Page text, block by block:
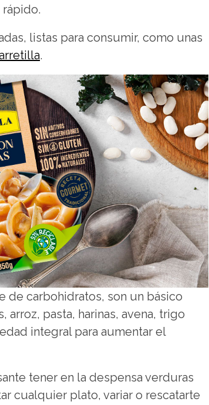
listas para consumir, como unas
.
de carbohidratos, son un básico
pasta, harinas, avena, trigo
integral para aumentar el
tener en la despensa verduras
cualquier plato, variar o rescatarte